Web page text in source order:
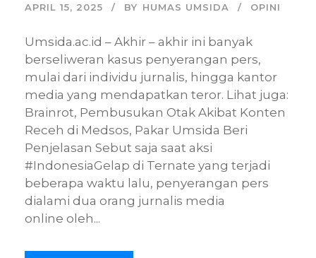
APRIL 15, 2025 BY HUMAS UMSIDA OPINI
Umsida.ac.id – Akhir – akhir ini banyak
berseliweran kasus penyerangan pers,
mulai dari individu jurnalis, hingga kantor
media yang mendapatkan teror. Lihat juga:
Brainrot, Pembusukan Otak Akibat Konten
Receh di Medsos, Pakar Umsida Beri
Penjelasan Sebut saja saat aksi
#IndonesiaGelap di Ternate yang terjadi
beberapa waktu lalu, penyerangan pers
dialami dua orang jurnalis media
online oleh...